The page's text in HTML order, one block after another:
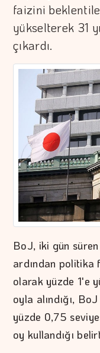
faizini
yükselterek 31
çıkardı.
BoJ, iki gün süren
ardından politika
olarak yüzde 1'e
oyla alındığı,
yüzde 0,75
oy kullandığı